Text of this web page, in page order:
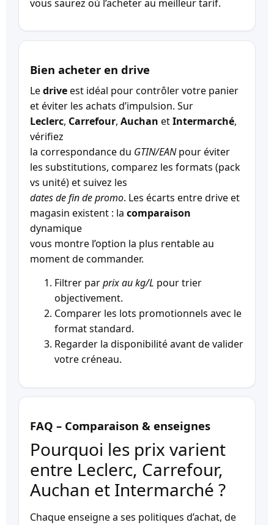
vous saurez où l’acheter au meilleur tarif.
Bien acheter en drive
Ledriveest idéal pour contrôler votre panier
et éviter les achats d’impulsion. Sur
Leclerc, Carrefour, Auchan etIntermarché,
vérifiez
la correspondance du GTIN/EANpour éviter
les substitutions, comparez les formats (pack
vs unité) et suivez les
dates de fin de promo. Les écarts entre drive et
magasin existent : la comparaison
dynamique
vous montre l’option la plus rentable au
moment de commander.
Filtrer parprix au kg/L pour trier
objectivement.
Comparer les lots promotionnels avec le
format standard.
Regarder la disponibilité avant de valider
votre créneau.
FAQ – Comparaison & enseignes
Pourquoi les prix varient
entre Leclerc, Carrefour,
Auchan et Intermarché ?
Chaque enseigne a ses politiques d’achat, de